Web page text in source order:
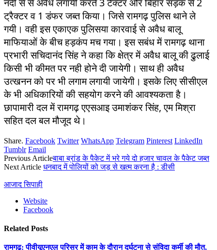
ट्रैक्टर व 1 डंफर जब्त किया। जिसे रामगढ़ पुलिस थाने ले
गयी। वही इस एकाएक पुलिसया कारवाई से अवैध बालू
माफियाओं के बीच हड़कंप मच गया। इस सबंध में रामगढ़ थाना
प्रभारी सचिदानंद सिंह ने कहा कि क्षेत्र में अवैध बालू की ढु़लाई
किसी भी कीमत पर नही होने दी जायेगी। साथ ही अवैध
उत्खनन को पर भी लगाम लगायी जायेगी। इसके लिए सीसीएल
के भी अधिकारियों की सहयोग करने की आवश्यकता है।
छापामारी दल में रामगढ़ एएसआइ उमाशंकर सिंह, एम मिश्रा
सहित दल बल मौजूद थे।
Share. Facebook Twitter WhatsApp Telegram Pinterest LinkedIn
Tumblr Email
Previous Articleबाबा ब्रांड के पैकेट में भरे गये दो हजार चावल के पैकेट जब्त
Next Article धनबाद में पोलियों को जड़ से खत्म करना है : डीसी
आजाद सिपाही
Website
Facebook
Related Posts
रामगढ़: पीवीयूएनएल परिसर में काम के दौरान दुर्घटना से संविदा कर्मी की मौत,